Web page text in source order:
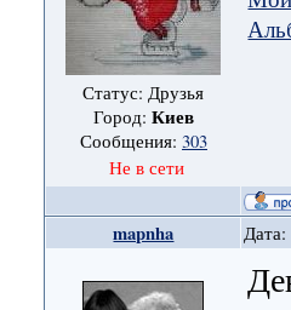
Статус: Друзья
Город: Киев
Сообщения: 303
Не в сети
mapnha Дата: